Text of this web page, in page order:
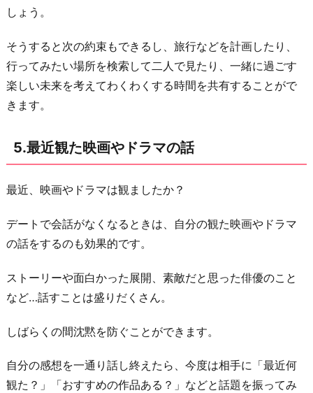
しょう。
そうすると次の約束もできるし、旅行などを計画したり、
行ってみたい場所を検索して二人で見たり、一緒に過ごす
楽しい未来を考えてわくわくする時間を共有することがで
きます。
5.最近観た映画やドラマの話
最近、映画やドラマは観ましたか？
デートで会話がなくなるときは、自分の観た映画やドラマ
の話をするのも効果的です。
ストーリーや面白かった展開、素敵だと思った俳優のこと
など…話すことは盛りだくさん。
しばらくの間沈黙を防ぐことができます。
自分の感想を一通り話し終えたら、今度は相手に「最近何
観た？」「おすすめの作品ある？」などと話題を振ってみ